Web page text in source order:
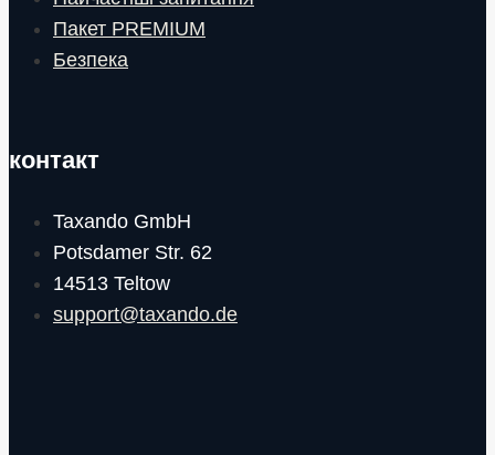
Пакет PREMIUM
Безпека
контакт
Taxando GmbH
Potsdamer Str. 62
14513 Teltow
support@taxando.de